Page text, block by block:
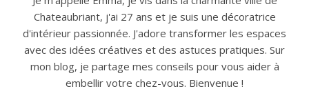
Chateaubriant, j'ai 27 ans et je suis une décoratrice
d'intérieur passionnée. J'adore transformer les espaces
avec des idées créatives et des astuces pratiques. Sur
mon blog, je partage mes conseils pour vous aider à
embellir votre chez-vous. Bienvenue !